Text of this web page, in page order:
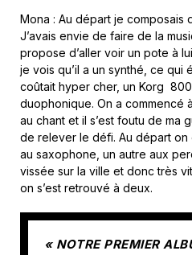
Mona : Au départ je composais
J’avais envie de faire de la
propose d’aller voir un pote à
je vois qu’il a un synthé, ce qui
coûtait hyper cher, un Korg
duophonique. On a commencé
au chant et il s’est foutu de ma
de relever le défi. Au départ on
au saxophone, un autre aux
vissée sur la ville et donc très
on s’est retrouvé à deux.
« NOTRE PREMIER